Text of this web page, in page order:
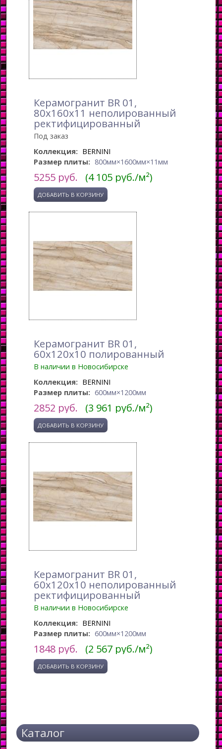
Керамогранит BR 01,
80x160x11 неполированный
ректифицированный
Под заказ
Коллекция: BERNINI
Размер плиты: 800мм×1600мм×11мм
5255 руб. (4 105 руб./м²)
Керамогранит BR 01,
60x120x10 полированный
В наличии в Новосибирске
Коллекция: BERNINI
Размер плиты: 600мм×1200мм
2852 руб. (3 961 руб./м²)
Керамогранит BR 01,
60x120x10 неполированный
ректифицированный
В наличии в Новосибирске
Коллекция: BERNINI
Размер плиты: 600мм×1200мм
1848 руб. (2 567 руб./м²)
Каталог